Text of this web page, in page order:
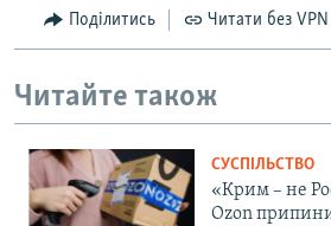
Поділитись Читати без VPN
Читайте також
СУСПІЛЬСТВО
«Крим – не
Ozon